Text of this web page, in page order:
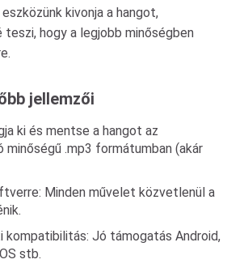
kivonja a hangot,
hogy a legjobb minőségben
jellemzői
ki és mentse a hangot az
minőségű .mp3 formátumban (akár
Minden művelet közvetlenül a
Jó támogatás Android,
stb.